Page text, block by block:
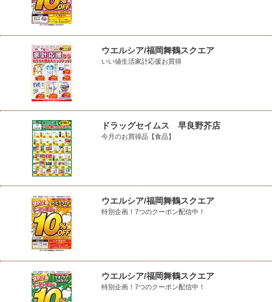
ウエルシア/福岡舞鶴スクエア
いい値生活家計応援お買得
ドラッグセイムス 早良野芥店
今月のお買得品【食品】
ウエルシア/福岡舞鶴スクエア
特別企画！7つのクーポン配信中！
ウエルシア/福岡舞鶴スクエア
特別企画！7つのクーポン配信中！